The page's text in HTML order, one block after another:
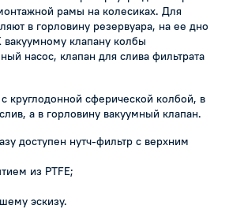
рамы на колесиках. Для
в горловину резервуара, на ее дно
клапану колбы
насос, клапан для слива фильтрата
круглодонной сферической колбой, в
а в горловину вакуумный клапан.
доступен нутч-фильтр с верхним
из PTFE;
эскизу.